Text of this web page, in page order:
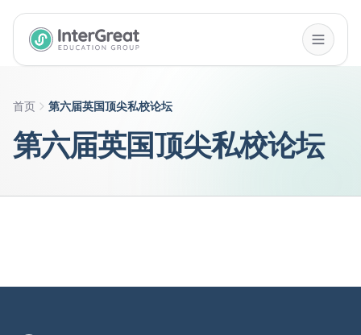
InterGreat Education Group home
首页 第六届英国顶尖私校论坛
第六届英国顶尖私校论坛